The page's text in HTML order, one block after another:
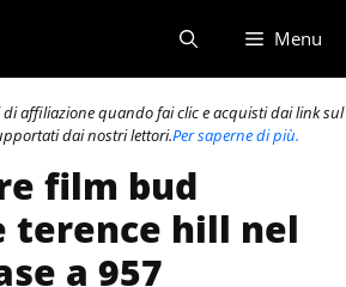
Menu
affiliazione quando fai clic e acquisti dai link sul
dai nostri lettori.Per saperne di più.
film bud
terence hill nel
a 957